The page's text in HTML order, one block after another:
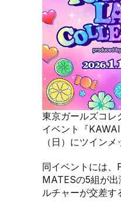
東京ガールズコレ
イベント『
（日）にツイン
同イベントには
MATESの5組が
ルチャーが交差す